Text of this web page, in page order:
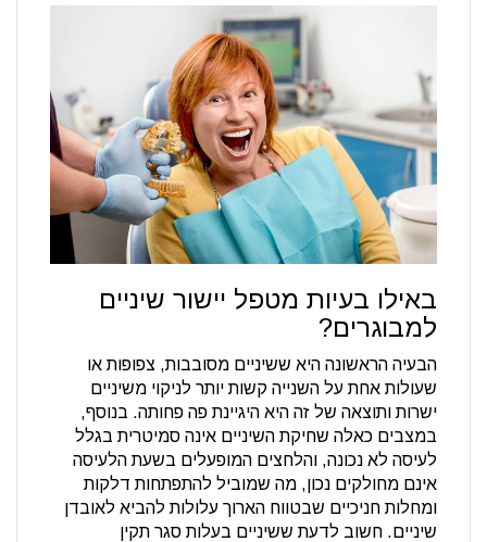
באילו בעיות מטפל יישור שיניים
למבוגרים?
הבעיה הראשונה היא ששיניים מסובבות, צפופות או
שעולות אחת על השנייה קשות יותר לניקוי משיניים
ישרות ותוצאה של זה היא היגיינת פה פחותה. בנוסף,
במצבים כאלה שחיקת השיניים אינה סמיטרית בגלל
לעיסה לא נכונה, והלחצים המופעלים בשעת הלעיסה
אינם מחולקים נכון, מה שמוביל להתפתחות דלקות
ומחלות חניכיים שבטווח הארוך עלולות להביא לאובדן
שיניים. חשוב לדעת ששיניים בעלות סגר תקין